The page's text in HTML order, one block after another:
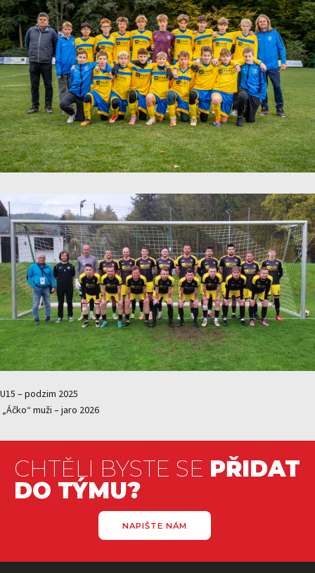
U15 – podzim 2025
„Áčko“ muži – jaro 2026
CHTĚLI BYSTE SE PŘIDAT
DO TÝMU?
NAPIŠTE NÁM